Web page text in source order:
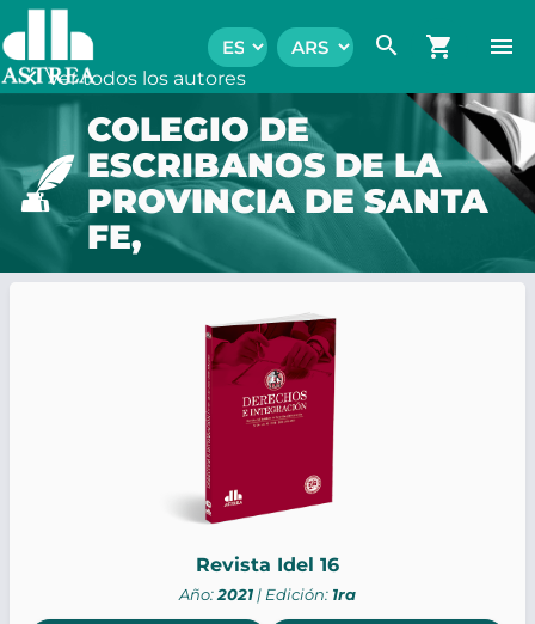
search shopping_cart
menu
chevron_leftVer todos los autores
COLEGIO DE
ESCRIBANOS DE LA
PROVINCIA DE SANTA
FE,
Revista Idel 16
Año:2021 | Edición: 1ra